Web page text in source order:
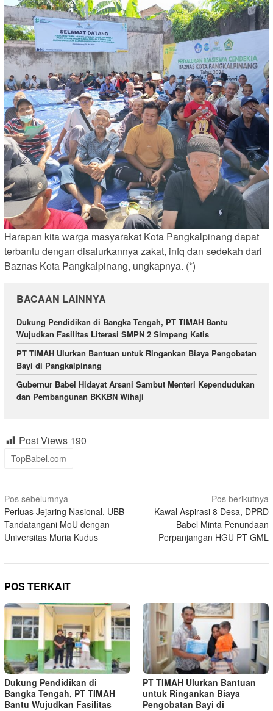
Harapan kita warga masyarakat Kota Pangkalpinang dapat
terbantu dengan disalurkannya zakat, infq dan sedekah dari
Baznas Kota Pangkalpinang, ungkapnya. (*)
BACAAN LAINNYA
Dukung Pendidikan di Bangka Tengah, PT TIMAH Bantu
Wujudkan Fasilitas Literasi SMPN 2 Simpang Katis
PT TIMAH Ulurkan Bantuan untuk Ringankan Biaya Pengobatan
Bayi di Pangkalpinang
Gubernur Babel Hidayat Arsani Sambut Menteri Kependudukan
dan Pembangunan BKKBN Wihaji
Post Views 190
TopBabel.com
Navigasi
pos
Pos sebelumnya
Perluas Jejaring Nasional, UBB
Tandatangani MoU dengan
Universitas Muria Kudus
Pos berikutnya
Kawal Aspirasi 8 Desa, DPRD
Babel Minta Penundaan
Perpanjangan HGU PT GML
POS TERKAIT
Dukung Pendidikan di
Bangka Tengah, PT TIMAH
Bantu Wujudkan Fasilitas
PT TIMAH Ulurkan Bantuan
untuk Ringankan Biaya
Pengobatan Bayi di